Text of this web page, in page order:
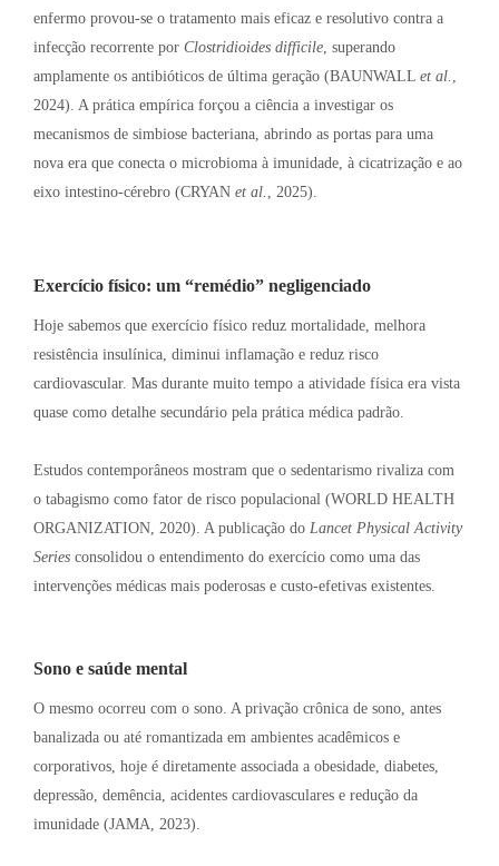
enfermo provou-se o tratamento mais eficaz e resolutivo contra a
infecção recorrente por Clostridioides difficile, superando
amplamente os antibióticos de última geração (BAUNWALL et al. ,
2024). A prática empírica forçou a ciência a investigar os
mecanismos de simbiose bacteriana, abrindo as portas para uma
nova era que conecta o microbioma à imunidade, à cicatrização e ao
eixo intestino-cérebro (CRYAN et al. , 2025).
Exercício físico: um “remédio” negligenciado
Hoje sabemos que exercício físico reduz mortalidade, melhora
resistência insulínica, diminui inflamação e reduz risco
cardiovascular. Mas durante muito tempo a atividade física era vista
quase como detalhe secundário pela prática médica padrão.
Estudos contemporâneos mostram que o sedentarismo rivaliza com
o tabagismo como fator de risco populacional (WORLD HEALTH
ORGANIZATION, 2020). A publicação do Lancet Physical Activity
Series consolidou o entendimento do exercício como uma das
intervenções médicas mais poderosas e custo-efetivas existentes.
Sono e saúde mental
O mesmo ocorreu com o sono. A privação crônica de sono, antes
banalizada ou até romantizada em ambientes acadêmicos e
corporativos, hoje é diretamente associada a obesidade, diabetes,
depressão, demência, acidentes cardiovasculares e redução da
imunidade (JAMA, 2023).